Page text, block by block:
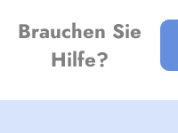
Brauchen Sie
Hilfe?